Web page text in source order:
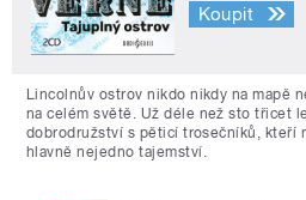
Koupit
Lincolnův ostrov nikdo nikdy na mapě
na celém světě. Už déle než sto třicet
dobrodružství s pěticí trosečníků, kteří
hlavně nejedno tajemství.